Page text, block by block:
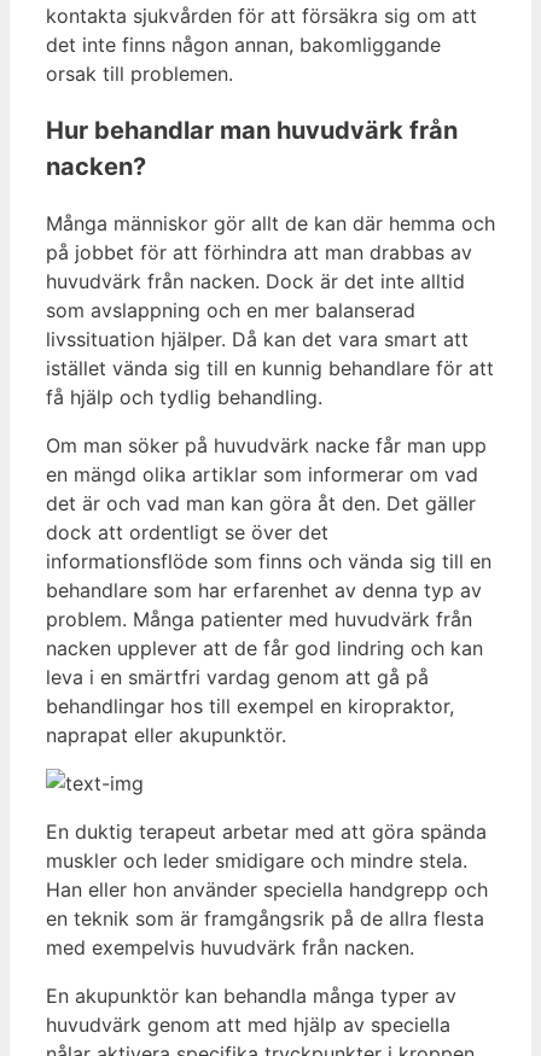
kontakta sjukvården för att försäkra sig om att
det inte finns någon annan, bakomliggande
orsak till problemen.
Hur behandlar man huvudvärk från
nacken?
Många människor gör allt de kan där hemma och
på jobbet för att förhindra att man drabbas av
huvudvärk från nacken. Dock är det inte alltid
som avslappning och en mer balanserad
livssituation hjälper. Då kan det vara smart att
istället vända sig till en kunnig behandlare för att
få hjälp och tydlig behandling.
Om man söker på huvudvärk nacke får man upp
en mängd olika artiklar som informerar om vad
det är och vad man kan göra åt den. Det gäller
dock att ordentligt se över det
informationsflöde som finns och vända sig till en
behandlare som har erfarenhet av denna typ av
problem. Många patienter med huvudvärk från
nacken upplever att de får god lindring och kan
leva i en smärtfri vardag genom att gå på
behandlingar hos till exempel en kiropraktor,
naprapat eller akupunktör.
En duktig terapeut arbetar med att göra spända
muskler och leder smidigare och mindre stela.
Han eller hon använder speciella handgrepp och
en teknik som är framgångsrik på de allra flesta
med exempelvis huvudvärk från nacken.
En akupunktör kan behandla många typer av
huvudvärk genom att med hjälp av speciella